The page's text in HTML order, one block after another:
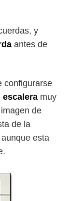
, y
antes de
configurarse
muy
de
de la
esta